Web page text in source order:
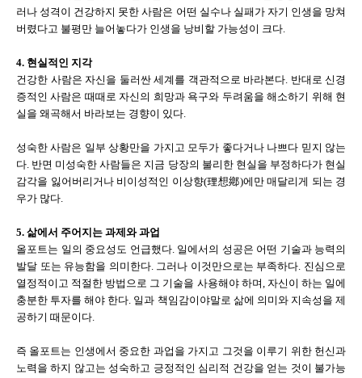
러나 성격이 건강하지 못한 사람은 어떤 실수나 실패가 자기 인생을 망쳐
버렸다고 불평만 늘어놓다가 인생을 낭비할 가능성이 크다.
4. 현실적인 지각
건강한 사람은 자신을 둘러싼 세계를 객관적으로 바라본다. 반대로 신경
증적인 사람은 때때로 자신의 희망과 욕구와 두려움을 해소하기 위해 현
실을 왜곡해서 바라보는 경향이 있다.
성숙한 사람은 일부 상황만을 가지고 모두가 좋다거나 나쁘다 믿지 않는
다. 반면 미성숙한 사람들은 지금 당장의 불리한 현실을 부정하다가 현실
감각을 잃어버리거나 비이성적인 이상향(理想鄕)에만 매달리게 되는 경
우가 많다.
5. 삶에서 주어지는 과제와 과업
올포트는 일의 중요성도 언급했다. 일에서의 성공은 어떤 기술과 능력의
발달 또는 유능함을 의미한다. 그러나 이것만으로는 부족하다. 진심으로
열정적이고 적절한 방법으로 그 기술을 사용해야 하며, 자신이 하는 일에
충분한 투자를 해야 한다. 일과 책임감이야말로 삶에 의미와 지속성을 제
공하기 때문이다.
즉 올포트는 인생에서 중요한 과업을 가지고 그것을 이루기 위한 헌신과
노력을 하지 않고는 성숙하고 긍정적인 심리적 건강을 얻는 것이 불가능